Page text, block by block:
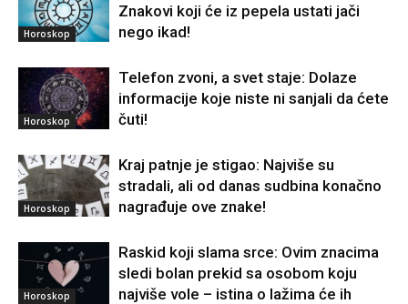
Horoskop
Znakovi koji će iz pepela ustati jači
nego ikad!
Horoskop
Telefon zvoni, a svet staje: Dolaze
informacije koje niste ni sanjali da ćete
čuti!
Horoskop
Kraj patnje je stigao: Najviše su
stradali, ali od danas sudbina konačno
nagrađuje ove znake!
Horoskop
Raskid koji slama srce: Ovim znacima
sledi bolan prekid sa osobom koju
najviše vole – istina o lažima će ih